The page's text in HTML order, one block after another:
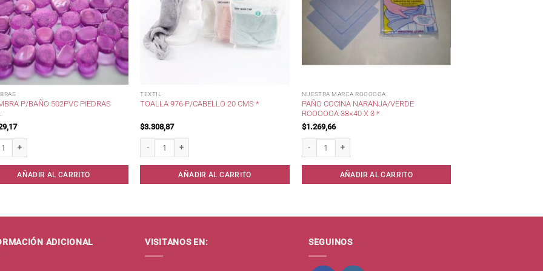
P/BAÑO 502PVC PIEDRAS
AÑADIR AL CARRITO
TEXTIL
TOALLA 976 P/CABELLO 20 CMS *
$3.308,87
AÑADIR AL CARRITO
NUESTRA MARCA ROOOOOA
PAÑO COCINA NARANJA/VERDE
ROOOOOA 38×40 X 3 *
$1.269,66
AÑADIR AL CARRITO
ADICIONAL VISITANOS EN: SEGUINOS